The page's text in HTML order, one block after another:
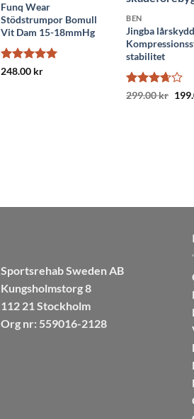
Funq Wear
Stödstrumpor Bomull
Vit Dam 15-18mmHg
Betygsatt
248.00 kr
BEN
Jingba
stabilitet
Betygsatt
299.00kr Det
Sportsrehab Sweden AB
Kungsholmstorg 8
112 21 Stockholm
Org nr: 559016-2128